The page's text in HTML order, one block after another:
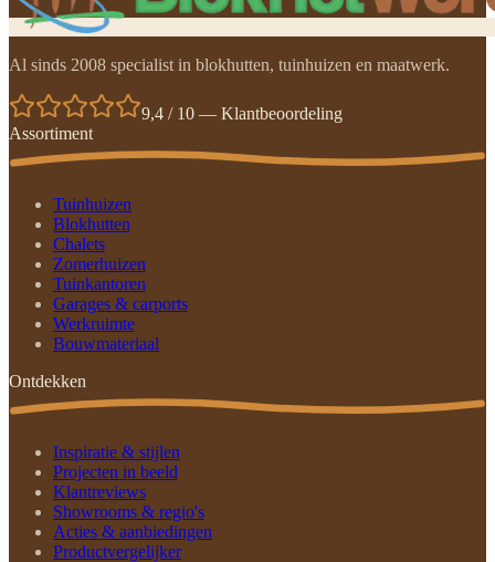
Al sinds 2008 specialist in blokhutten, tuinhuizen en maatwerk.
9,4 / 10 — Klantbeoordeling
Assortiment
Tuinhuizen
Blokhutten
Chalets
Zomerhuizen
Tuinkantoren
Garages & carports
Werkruimte
Bouwmateriaal
Ontdekken
Inspiratie & stijlen
Projecten in beeld
Klantreviews
Showrooms & regio's
Acties & aanbiedingen
Productvergelijker